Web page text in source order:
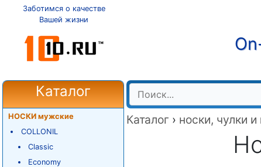
Заботимся о качестве
Вашей жизни
Каталог
НОСКИ мужские
COLLONIL
Classic
Economy
Каталог › носки, чулки и